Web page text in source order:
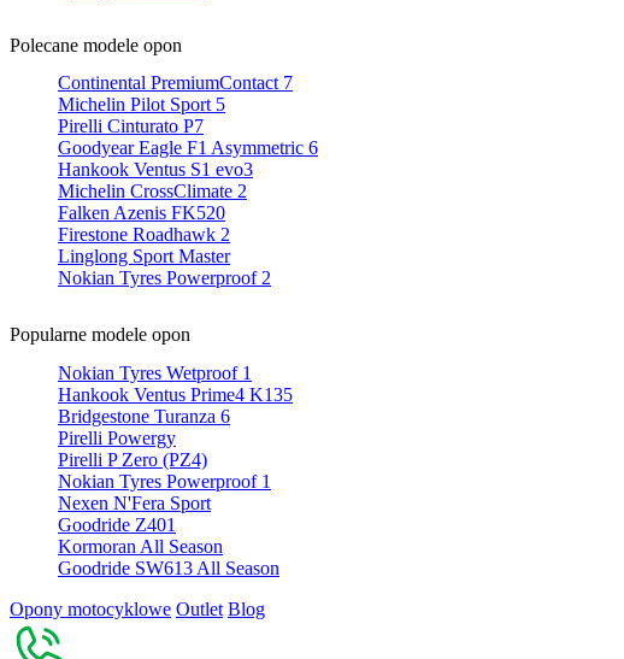
Polecane modele opon
Continental PremiumContact 7
Michelin Pilot Sport 5
Pirelli Cinturato P7
Goodyear Eagle F1 Asymmetric 6
Hankook Ventus S1 evo3
Michelin CrossClimate 2
Falken Azenis FK520
Firestone Roadhawk 2
Linglong Sport Master
Nokian Tyres Powerproof 2
Popularne modele opon
Nokian Tyres Wetproof 1
Hankook Ventus Prime4 K135
Bridgestone Turanza 6
Pirelli Powergy
Pirelli P Zero (PZ4)
Nokian Tyres Powerproof 1
Nexen N'Fera Sport
Goodride Z401
Kormoran All Season
Goodride SW613 All Season
Opony motocyklowe Outlet Blog